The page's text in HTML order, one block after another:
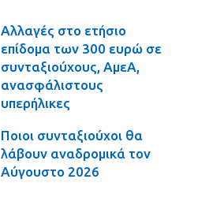
Αλλαγές στο ετήσιο
επίδομα των 300 ευρώ σε
συνταξιούχους, ΑμεΑ,
ανασφάλιστους
υπερήλικες
Ποιοι συνταξιούχοι θα
λάβουν αναδρομικά τον
Αύγουστο 2026